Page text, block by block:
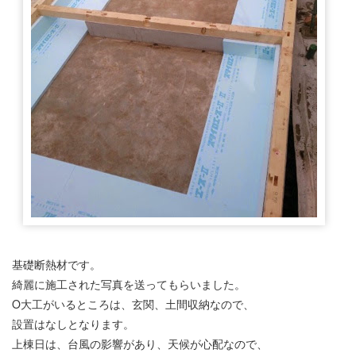
基礎断熱材です。
綺麗に施工された写真を送ってもらいました。
O大工がいるところは、玄関、土間収納なので、
設置はなしとなります。
上棟日は、台風の影響があり、天候が心配なので、